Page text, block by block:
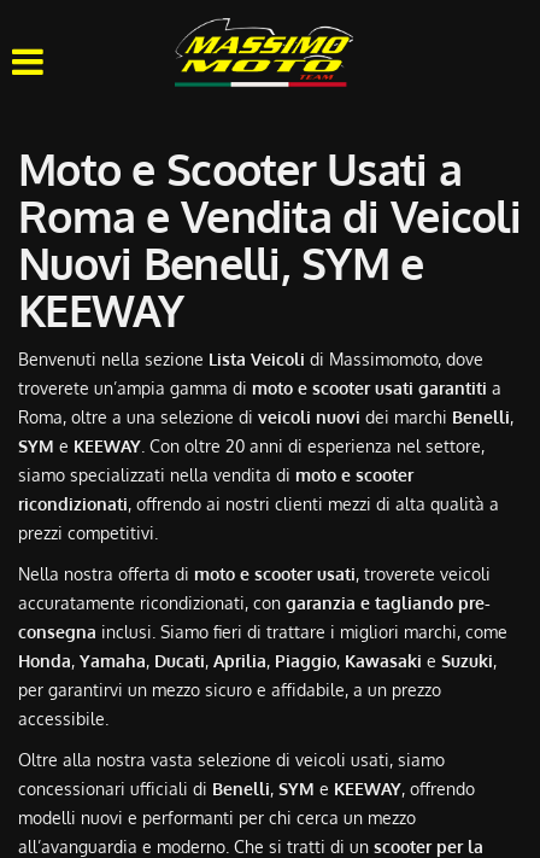
LISTA VEICOLI
OFFICINA
ACQUISTIAMO USATO
ASSISTENZA
Moto e Scooter Usati a
Roma e Vendita di Veicoli
Nuovi Benelli, SYM e
KEEWAY
Benvenuti nella sezione Lista Veicoli di Massimomoto, dove
troverete un’ampia gamma di moto e scooter usati garantiti a
Roma, oltre a una selezione di veicoli nuovi dei marchi Benelli,
SYM e KEEWAY . Con oltre 20 anni di esperienza nel settore,
siamo specializzati nella vendita di moto e scooter
ricondizionati, offrendo ai nostri clienti mezzi di alta qualità a
prezzi competitivi.
Nella nostra offerta di moto e scooter usati, troverete veicoli
accuratamente ricondizionati, con garanzia e tagliando pre-
consegna inclusi. Siamo fieri di trattare i migliori marchi, come
Honda, Yamaha, Ducati, Aprilia, Piaggio, Kawasaki e Suzuki,
per garantirvi un mezzo sicuro e affidabile, a un prezzo
accessibile.
Oltre alla nostra vasta selezione di veicoli usati, siamo
concessionari ufficiali di Benelli, SYM e KEEWAY, offrendo
modelli nuovi e performanti per chi cerca un mezzo
all’avanguardia e moderno. Che si tratti di un scooter per la